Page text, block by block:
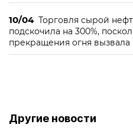
10/04 Торговля сырой
подскочила на 300%,
прекращения огня
Другие новости